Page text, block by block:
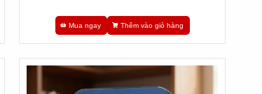
Mua ngay Thêm vào giỏ hàng